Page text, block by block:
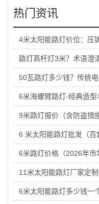
热门资讯
4米太阳能路灯价位：压
路灯高杆灯3米？术语澄
50瓦路灯多少钱？传统
6米海螺臂路灯-经典造
9米路灯报价（含防盗措
6 米太阳能路灯批发（百
6米路灯价格（2026年
11米太阳能路灯厂家定
6米太阳能路灯多少钱一